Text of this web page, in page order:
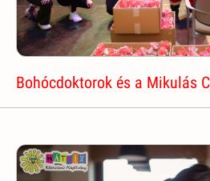
Bohócdoktorok és a Mikulás